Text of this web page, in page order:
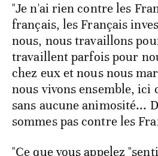
"Je n'ai rien contre les
français, les Français
nous, nous travaillons
travaillent parfois pour
chez eux et nous nous
nous vivons ensemble, ici
sans aucune animosité...
sommes pas contre les
"Ce que vous appelez